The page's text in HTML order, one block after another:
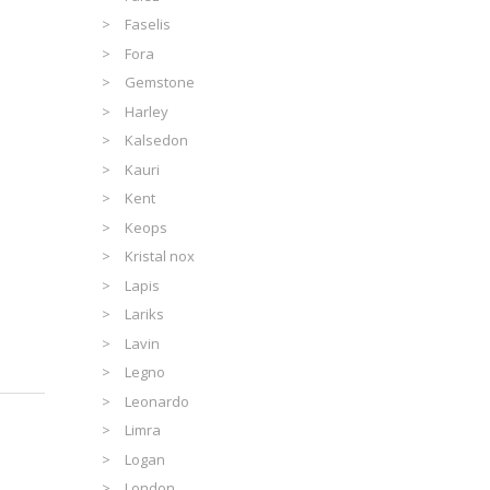
Faselis
Fora
Gemstone
Harley
Kalsedon
Kauri
Kent
Keops
Kristal nox
Lapis
Lariks
Lavin
Legno
Leonardo
Limra
Logan